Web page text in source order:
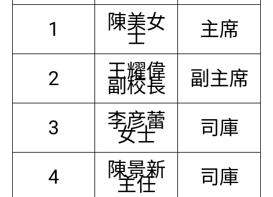
1
陳美女
士 主席
2 王耀偉
副校長 副主席
3 李彦蕾
女士 司庫
4 陳景新
主任 司庫